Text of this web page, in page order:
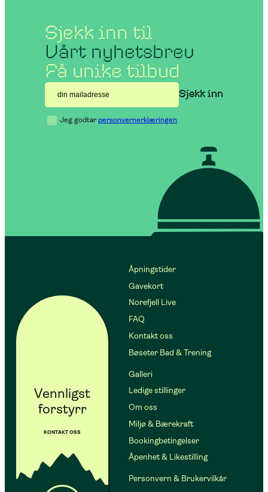
Sjekk inn til
Vårt nyhetsbrev
Få unike tilbud
Jeg godtar personvernerklæringen
Vennligst
forstyrr
KONTAKT OSS
Åpningstider
Gavekort
Norefjell Live
FAQ
Kontakt oss
Bøseter Bad & Trening
Galleri
Ledige stillinger
Om oss
Miljø & Bærekraft
Bookingbetingelser
Åpenhet & Likestilling
Personvern & Brukervilkår